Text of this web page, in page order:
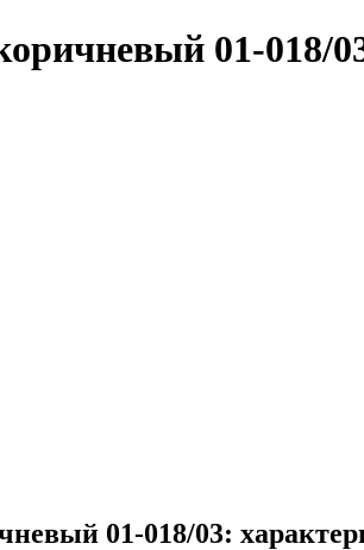
01-018/
01-018/03: